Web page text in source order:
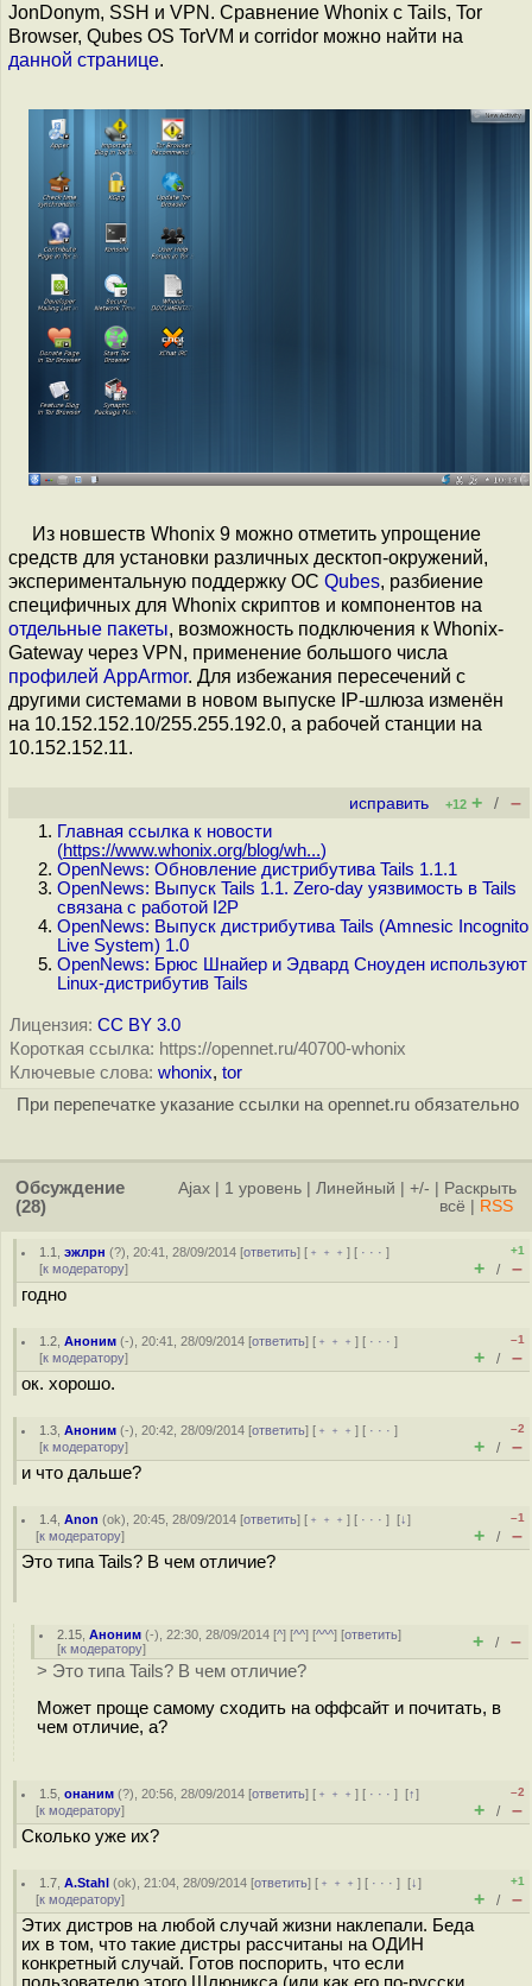
JonDonym, SSH и VPN. Сравнение Whonix с Tails, Tor
Browser, Qubes OS TorVM и corridor можно найти на
данной странице.
Из новшеств Whonix 9 можно отметить упрощение
средств для установки различных десктоп-окружений,
экспериментальную поддержку ОС Qubes, разбиение
специфичных для Whonix скриптов и компонентов на
отдельные пакеты, возможность подключения к Whonix-
Gateway через VPN, применение большого числа
профилей AppArmor. Для избежания пересечений с
другими системами в новом выпуске IP-шлюза изменён
на 10.152.152.10/255.255.192.0, а рабочей станции на
10.152.152.11.
исправить +12 + / –
Главная ссылка к новости
(https://www.whonix.org/blog/wh...)
OpenNews: Обновление дистрибутива Tails 1.1.1
OpenNews: Выпуск Tails 1.1. Zero-day уязвимость в Tails
связана с работой I2P
OpenNews: Выпуск дистрибутива Tails (Amnesic Incognito
Live System) 1.0
OpenNews: Брюс Шнайер и Эдвард Сноуден используют
Linux-дистрибутив Tails
Лицензия: CC BY 3.0
Короткая ссылка: https://opennet.ru/40700-whonix
Ключевые слова: whonix, tor
При перепечатке указание ссылки на opennet.ru обязательно
Обсуждение
(28)
Ajax 1 уровень Линейный +/-
Раскрыть
всё
RSS
1.1 ,эжлрн (?), 20:41, 28/09/2014 [ответить] [ ﹢﹢﹢] [ · · ·]
[к модератору]
+1
+ / –
годно
1.2 ,Аноним (-), 20:41, 28/09/2014 [ответить] [ ﹢﹢﹢] [ · · ·]
[к модератору]
–1
+ / –
ок. хорошо.
1.3 ,Аноним (-), 20:42, 28/09/2014 [ответить] [ ﹢﹢﹢] [ · · ·]
[к модератору]
–2
+ / –
и что дальше?
1.4 ,Anon (ok), 20:45, 28/09/2014 [ответить] [ ﹢﹢﹢] [ · · ·][↓]
[к модератору]
–1
+ / –
Это типа Tails? В чем отличие?
2.15 ,Аноним (-), 22:30, 28/09/2014 [^] [^^] [^^^] [ответить]
[к модератору] + / –
> Это типа Tails? В чем отличие?
Может проще самому сходить на оффсайт и почитать, в
чем отличие, а?
1.5 ,онаним (?), 20:56, 28/09/2014 [ответить] [ ﹢﹢﹢] [ · · ·][↑]
[к модератору]
–2
+ / –
Сколько уже их?
1.7 ,A.Stahl (ok), 21:04, 28/09/2014 [ответить] [ ﹢﹢﹢] [ · · ·][↓]
[к модератору]
+1
+ / –
Этих дистров на любой случай жизни наклепали. Беда
их в том, что такие дистры рассчитаны на ОДИН
конкретный случай. Готов поспорить, что если